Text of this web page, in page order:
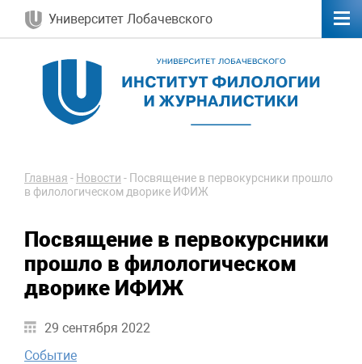
Университет Лобачевского
Главная - Новости - Посвящение в первокурсники прошло
в филологическом дворике ИФИЖ
Посвящение в первокурсники
прошло в филологическом
дворике ИФИЖ
29 сентября 2022
Событие